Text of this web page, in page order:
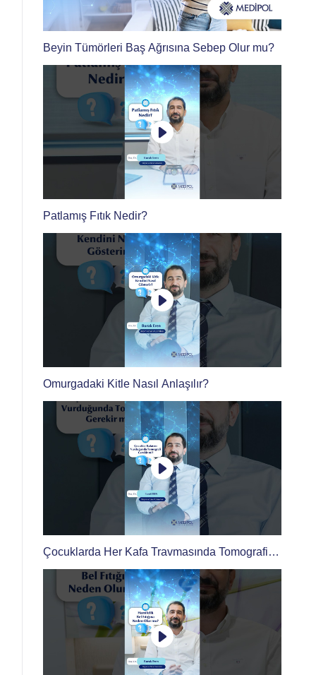
Beyin Tümörleri Baş Ağrısına Sebep Olur mu?
Patlamış Fıtık Nedir?
Omurgadaki Kitle Nasıl Anlaşılır?
Çocuklarda Her Kafa Travmasında Tomografi
Çekilir mi?